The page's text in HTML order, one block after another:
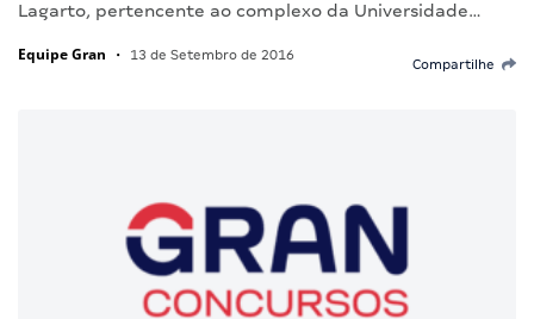
Lagarto, pertencente ao complexo da Universidade…
Equipe Gran • 13 de Setembro de 2016
Compartilhe